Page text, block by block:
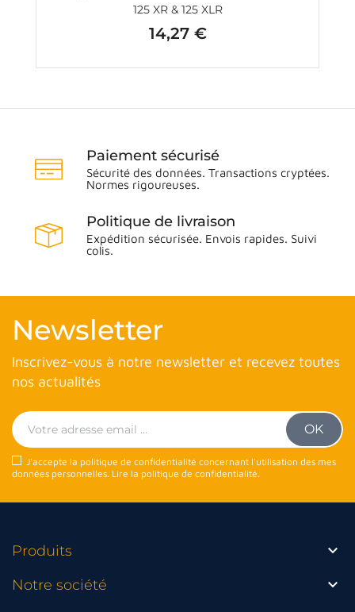
125 XR & 125 XLR
Prix
14,27 €
Paiement sécurisé
Sécurité des données. Transactions cryptées.
Normes rigoureuses.
Politique de livraison
Expédition sécurisée. Envois rapides. Suivi
colis.
Newsletter
Inscrivez-vous à notre newsletter et recevez toutes
nos actualités
J'accepte la politique de confidentialité concernant l'utilisation des mes
données personnelles. Lire la politique de confidentialité.
Produits 
Notre société 